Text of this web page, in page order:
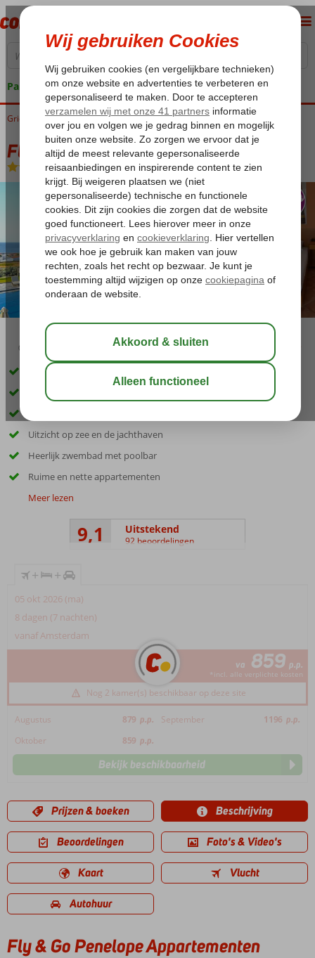
Pakketgarantie
Home
Griekenland Samos Pythagorion Fly & Go Penelope Appartementen
Fly & Go Penelope Appartementen
Logies-Appartement
03:15
Inclusief huurauto
Op ca. 1,5km van Pythagorion en strand
Uitzicht op zee en de jachthaven
Heerlijk zwembad met poolbar
Ruime en nette appartementen
Meer lezen
9,1 Uitstekend
92 beoordelingen
+ +
05 okt 2026 (ma)
8 dagen (7 nachten)
vanaf Amsterdam
va 859 p.p.
*incl. alle verplichte kosten
Nog 2 kamer(s) beschikbaar op deze site
Augustus 879 p.p. September 1196 p.p.
Oktober
859 p.p.
Bekijk beschikbaarheid
Prijzen & boeken Beschrijving
Beoordelingen Foto's & Video's
Kaart Vlucht
Autohuur
Fly & Go Penelope Appartementen